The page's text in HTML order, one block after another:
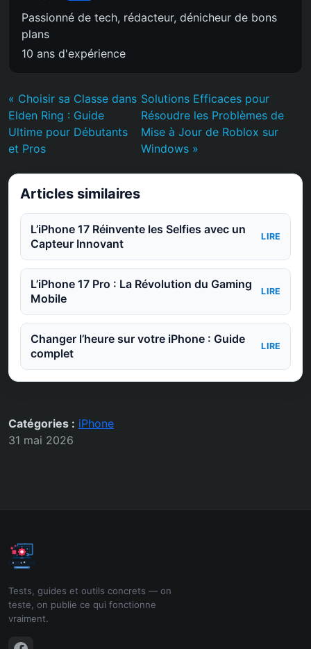
Passionné de tech, rédacteur, dénicheur de bons
plans
10 ans d'expérience
« Choisir sa Classe dans
Elden Ring : Guide
Ultime pour Débutants
et Pros
Solutions Efficaces pour
Résoudre les Problèmes de
Mise à Jour de Roblox sur
Windows »
Articles similaires
L’iPhone 17 Réinvente les Selfies avec un
Capteur Innovant
LIRE
L’iPhone 17 Pro : La Révolution du Gaming
Mobile
LIRE
Changer l’heure sur votre iPhone : Guide
complet
LIRE
Catégories : iPhone
31 mai 2026
Tests, guides et outils concrets — on
teste, on publie ce qui fonctionne
vraiment.